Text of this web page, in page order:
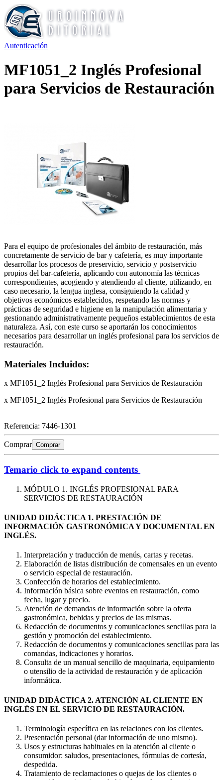
Autenticación
MF1051_2 Inglés Profesional
para Servicios de Restauración
Para el equipo de profesionales del ámbito de restauración, más
concretamente de servicio de bar y cafetería, es muy importante
desarrollar los procesos de preservicio, servicio y postservicio
propios del bar-cafetería, aplicando con autonomía las técnicas
correspondientes, acogiendo y atendiendo al cliente, utilizando, en
caso necesario, la lengua inglesa, consiguiendo la calidad y
objetivos económicos establecidos, respetando las normas y
prácticas de seguridad e higiene en la manipulación alimentaria y
gestionando administrativamente pequeños establecimientos de esta
naturaleza. Así, con este curso se aportarán los conocimientos
necesarios para desarrollar un inglés profesional para los servicios de
restauración.
Materiales Incluidos:
x MF1051_2 Inglés Profesional para Servicios de Restauración
x MF1051_2 Inglés Profesional para Servicios de Restauración
Referencia: 7446-1301
Comprar Comprar
Temario click to expand contents
MÓDULO 1. INGLÉS PROFESIONAL PARA
SERVICIOS DE RESTAURACIÓN
UNIDAD DIDÁCTICA 1. PRESTACIÓN DE
INFORMACIÓN GASTRONÓMICA Y DOCUMENTAL EN
INGLÉS.
Interpretación y traducción de menús, cartas y recetas.
Elaboración de listas distribución de comensales en un evento
o servicio especial de restauración.
Confección de horarios del establecimiento.
Información básica sobre eventos en restauración, como
fecha, lugar y precio.
Atención de demandas de información sobre la oferta
gastronómica, bebidas y precios de las mismas.
Redacción de documentos y comunicaciones sencillas para la
gestión y promoción del establecimiento.
Redacción de documentos y comunicaciones sencillas para las
comandas, indicaciones y horarios.
Consulta de un manual sencillo de maquinaria, equipamiento
o utensilio de la actividad de restauración y de aplicación
informática.
UNIDAD DIDÁCTICA 2. ATENCIÓN AL CLIENTE EN
INGLÉS EN EL SERVICIO DE RESTAURACIÓN.
Terminología específica en las relaciones con los clientes.
Presentación personal (dar información de uno mismo).
Usos y estructuras habituales en la atención al cliente o
consumidor: saludos, presentaciones, fórmulas de cortesía,
despedida.
Tratamiento de reclamaciones o quejas de los clientes o